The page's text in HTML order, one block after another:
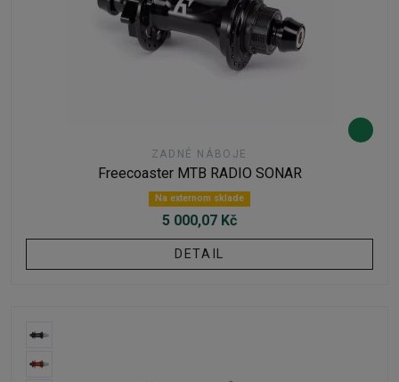
ZADNÉ NÁBOJE
Freecoaster MTB RADIO SONAR
Na externom sklade
5 000,07 Kč
DETAIL